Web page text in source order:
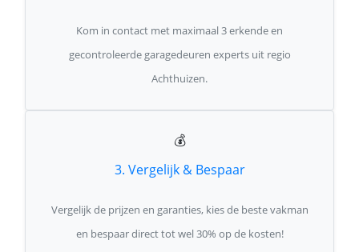
Kom in contact met maximaal 3 erkende en
gecontroleerde garagedeuren experts uit regio
Achthuizen.
💰
3. Vergelijk & Bespaar
Vergelijk de prijzen en garanties, kies de beste vakman
en bespaar direct tot wel 30% op de kosten!